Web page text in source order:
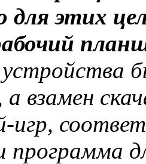
для этих
взамен
игр,
программа